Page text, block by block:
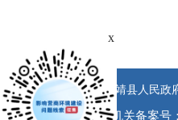
版权所有 永靖县人民政
公安机关备案号
x